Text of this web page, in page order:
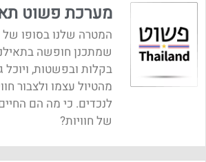
מערכת פשוט
המטרה שלנו בסופו
שמתכנן חופשה
בקלות ובפשטות,
מהטיול עצמו ולצבור
לנכדים. כי מה הם
של חוויות?